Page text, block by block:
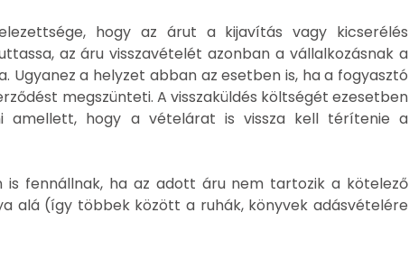
hogy az árut a kijavítás vagy kicserélés
az áru visszavételét azonban a vállalkozásnak a
Ugyanez a helyzet abban az esetben is, ha a fogyasztó
megszünteti. A visszaküldés költségét ezesetben
amellett, hogy a vételárat is vissza kell térítenie a
is fennállnak, ha az adott áru nem tartozik a kötelező
alá (így többek között a ruhák, könyvek adásvételére